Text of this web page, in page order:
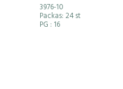
3976-10
Packas: 24 st
PG : 16